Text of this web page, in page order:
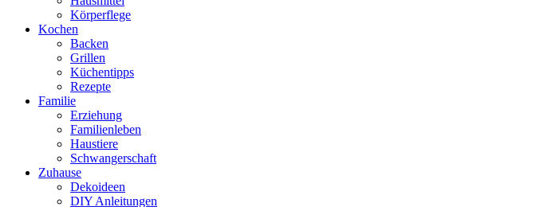
Körperflege
Kochen
Backen
Grillen
Küchentipps
Rezepte
Familie
Erziehung
Familienleben
Haustiere
Schwangerschaft
Zuhause
Dekoideen
DIY Anleitungen